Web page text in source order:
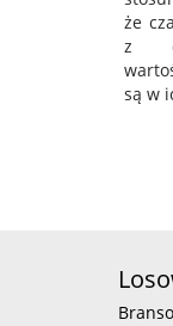
że
z
są w